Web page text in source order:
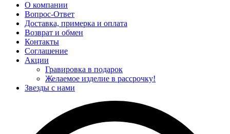
О компании
Вопрос-Ответ
Доставка, примерка и оплата
Возврат и обмен
Контакты
Соглашение
Акции
Гравировка в подарок
Желаемое изделие в рассрочку!
Звезды с нами